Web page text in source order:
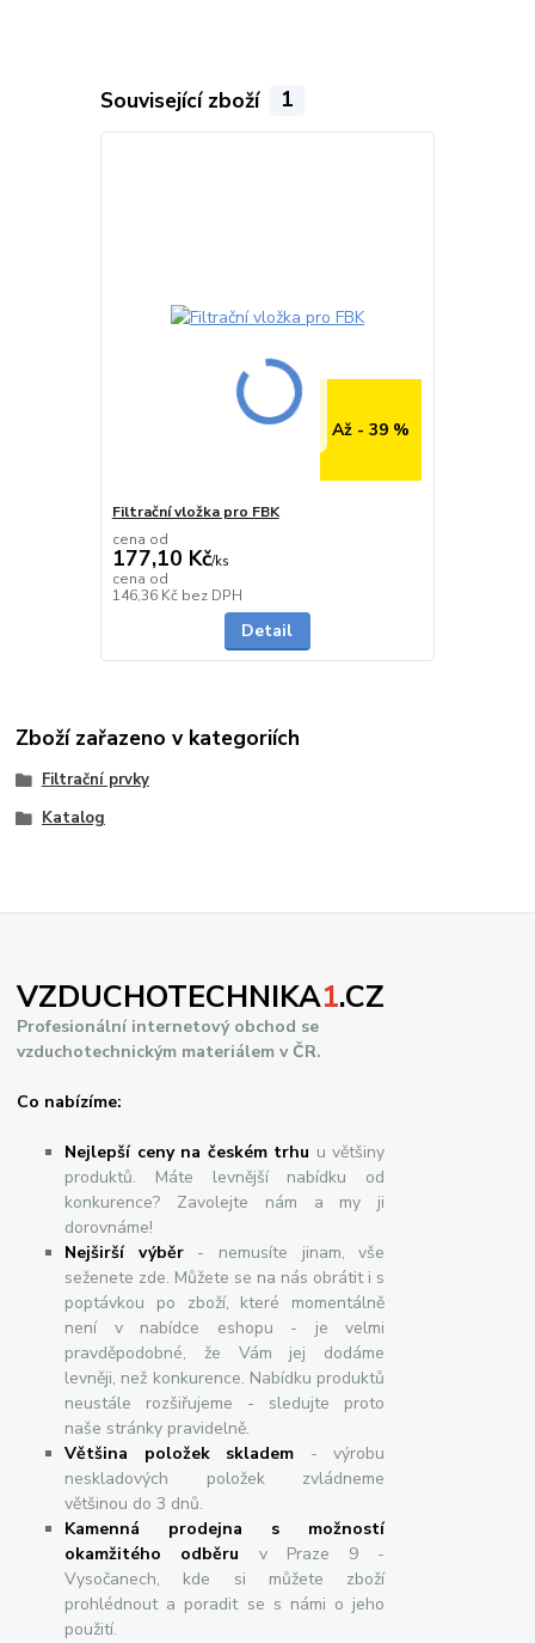
Související zboží 1
Až - 39 %
Filtrační vložka pro FBK
cena od
177,10 Kč/ks
cena od
146,36 Kč bez DPH
Detail
Zboží zařazeno v kategoriích
Filtrační prvky
Katalog
VZDUCHOTECHNIKA1.CZ
Profesionální internetový obchod se
vzduchotechnickým materiálem v ČR.
Co nabízíme:
Nejlepší ceny na českém trhu u většiny
produktů. Máte levnější nabídku od
konkurence? Zavolejte nám a my ji
dorovnáme!
Nejširšívýběr- nemusíte jinam, vše
seženete zde. Můžete se na nás obrátit i s
poptávkou po zboží, které momentálně
není v nabídce eshopu - je velmi
pravděpodobné, že Vám jej dodáme
levněji, než konkurence. Nabídku produktů
neustále rozšiřujeme - sledujte proto
naše stránky pravidelně.
Většina položek skladem - výrobu
neskladových položek zvládneme
většinou do 3 dnů.
Kamenná prodejna s možností
okamžitého odběru v Praze 9 -
Vysočanech, kde si můžete zboží
prohlédnout a poradit se s námi o jeho
použití.